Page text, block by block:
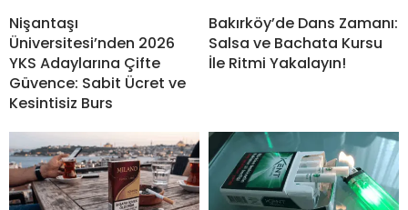
Nişantaşı
Üniversitesi’nden 2026
YKS Adaylarına Çifte
Güvence: Sabit Ücret ve
Kesintisiz Burs
Bakırköy’de Dans Zamanı:
Salsa ve Bachata Kursu
İle Ritmi Yakalayın!